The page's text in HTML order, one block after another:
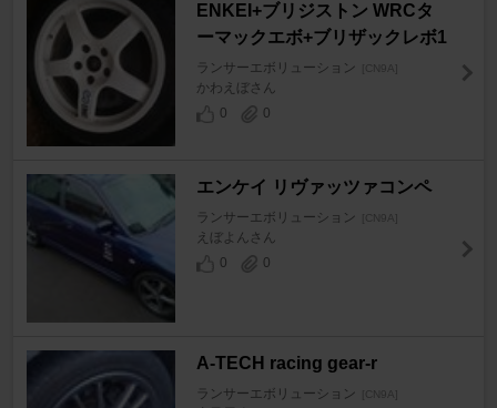
ENKEI+ブリジストン WRCタ
ーマックエボ+ブリザックレボ1
ランサーエボリューション [CN9A]
かわえぼさん
0
0
エンケイ リヴァッツァコンペ
ランサーエボリューション [CN9A]
えぼよんさん
0
0
A-TECH racing gear-r
ランサーエボリューション [CN9A]